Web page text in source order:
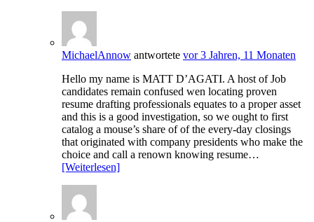
MichaelAnnow antwortete vor 3 Jahren, 11 Monaten
Hello my name is MATT D’AGATI. A host of Job
candidates remain confused wen locating proven
resume drafting professionals equates to a proper asset
and this is a good investigation, so we ought to first
catalog a mouse’s share of of the every-day closings
that originated with company presidents who make the
choice and call a renown knowing resume…
[Weiterlesen]